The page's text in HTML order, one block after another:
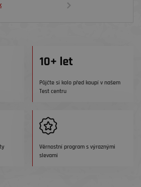
Půjčte si kolo před koupí v našem
Test centru
Věrnostní program s výraznými
slevami